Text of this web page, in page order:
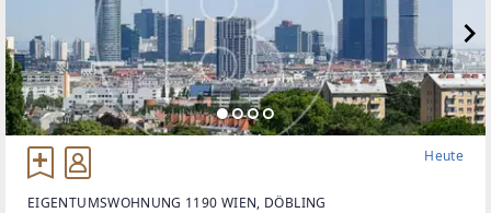
Heute
EIGENTUMSWOHNUNG 1190 WIEN, DÖBLING